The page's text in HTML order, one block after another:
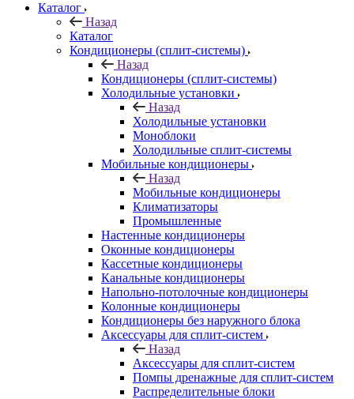
Каталог
Назад
Каталог
Кондиционеры (сплит-системы)
Назад
Кондиционеры (сплит-системы)
Холодильные установки
Назад
Холодильные установки
Моноблоки
Холодильные сплит-системы
Мобильные кондиционеры
Назад
Мобильные кондиционеры
Климатизаторы
Промышленные
Настенные кондиционеры
Оконные кондиционеры
Кассетные кондиционеры
Канальные кондиционеры
Напольно-потолочные кондиционеры
Колонные кондиционеры
Кондиционеры без наружного блока
Аксессуары для сплит-систем
Назад
Аксессуары для сплит-систем
Помпы дренажные для сплит-систем
Распределительные блоки